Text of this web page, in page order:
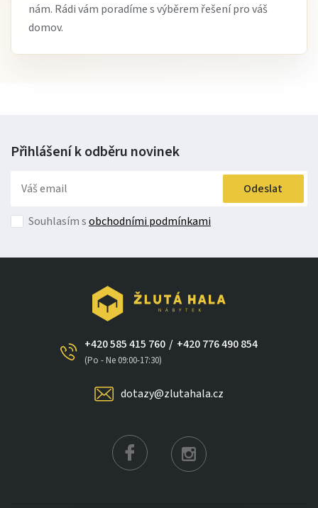
nám. Rádi vám poradíme s výběrem řešení pro váš
domov.
Přihlášení k odběru novinek
Odeslat
Souhlasím sobchodními podmínkami
+420 585 415 760
(Po - Ne 09:00-17:30)
/ +420 776 490 854
dotazy@zlutahala.cz